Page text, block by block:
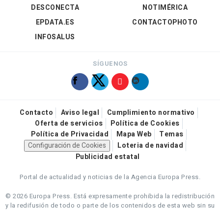
DESCONECTA
EPDATA.ES
INFOSALUS
NOTIMÉRICA
CONTACTOPHOTO
SÍGUENOS
Contacto Aviso legal
Cumplimiento normativo
Oferta de servicios
Política de Cookies
Política de Privacidad
Mapa Web
Temas
Configuración de Cookies
Loteria de navidad
Publicidad estatal
Portal de actualidad y noticias de la Agencia Europa Press.
© 2026 Europa Press. Está expresamente prohibida la redistribución
y la redifusión de todo o parte de los contenidos de esta web sin su